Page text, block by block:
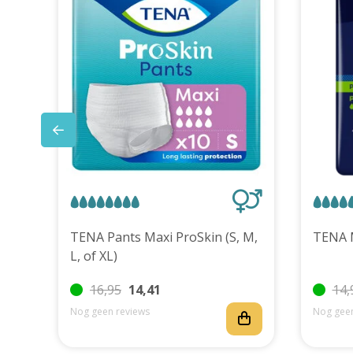
TENA Pants Maxi ProSkin (S, M,
L, of XL)
16,95 14,41
Nog geen reviews Nog